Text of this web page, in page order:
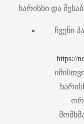
ხარისხი და
ჩვენი
https://